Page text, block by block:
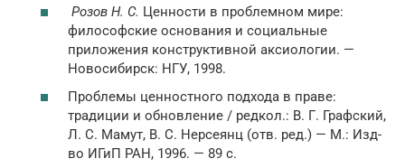
Розов Н. С. Ценности в проблемном мире:
философские основания и социальные
приложения конструктивной аксиологии. —
Новосибирск: НГУ, 1998.
Проблемы ценностного подхода в праве:
традиции и обновление / редкол.: В. Г. Графский,
Л. С. Мамут, В. С. Нерсеянц (отв. ред.) — М.: Изд-
во ИГиП РАН, 1996. — 89 c.